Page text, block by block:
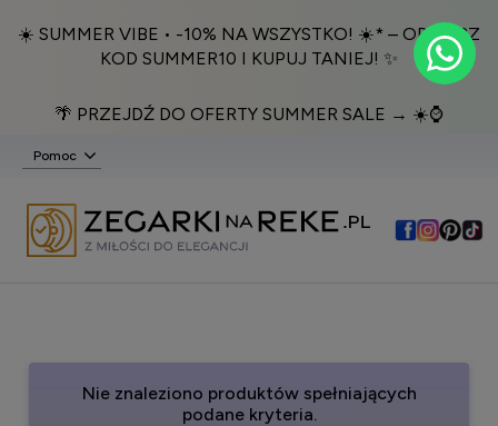
☀️ SUMMER VIBE • -10% NA WSZYSTKO! ☀️* – ODBIERZ
KOD SUMMER10 I KUPUJ TANIEJ! ✨
🌴 PRZEJDŹ DO OFERTY SUMMER SALE → ☀️⌚️
Pomoc
Nie znaleziono produktów spełniających
podane kryteria.